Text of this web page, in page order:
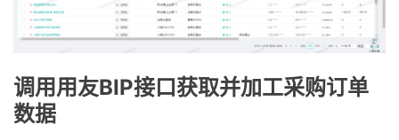
调用用友BIP接口获取并加工采购订单
数据